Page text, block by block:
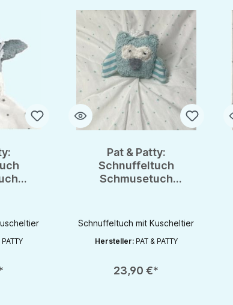
PATTY
Pat & Patty:
Schnuffeltuch
Schmusetuch
Baumwolle
Schnuffeltuch mit Kuscheltier
Hersteller: PAT & PATTY
23,90 €*